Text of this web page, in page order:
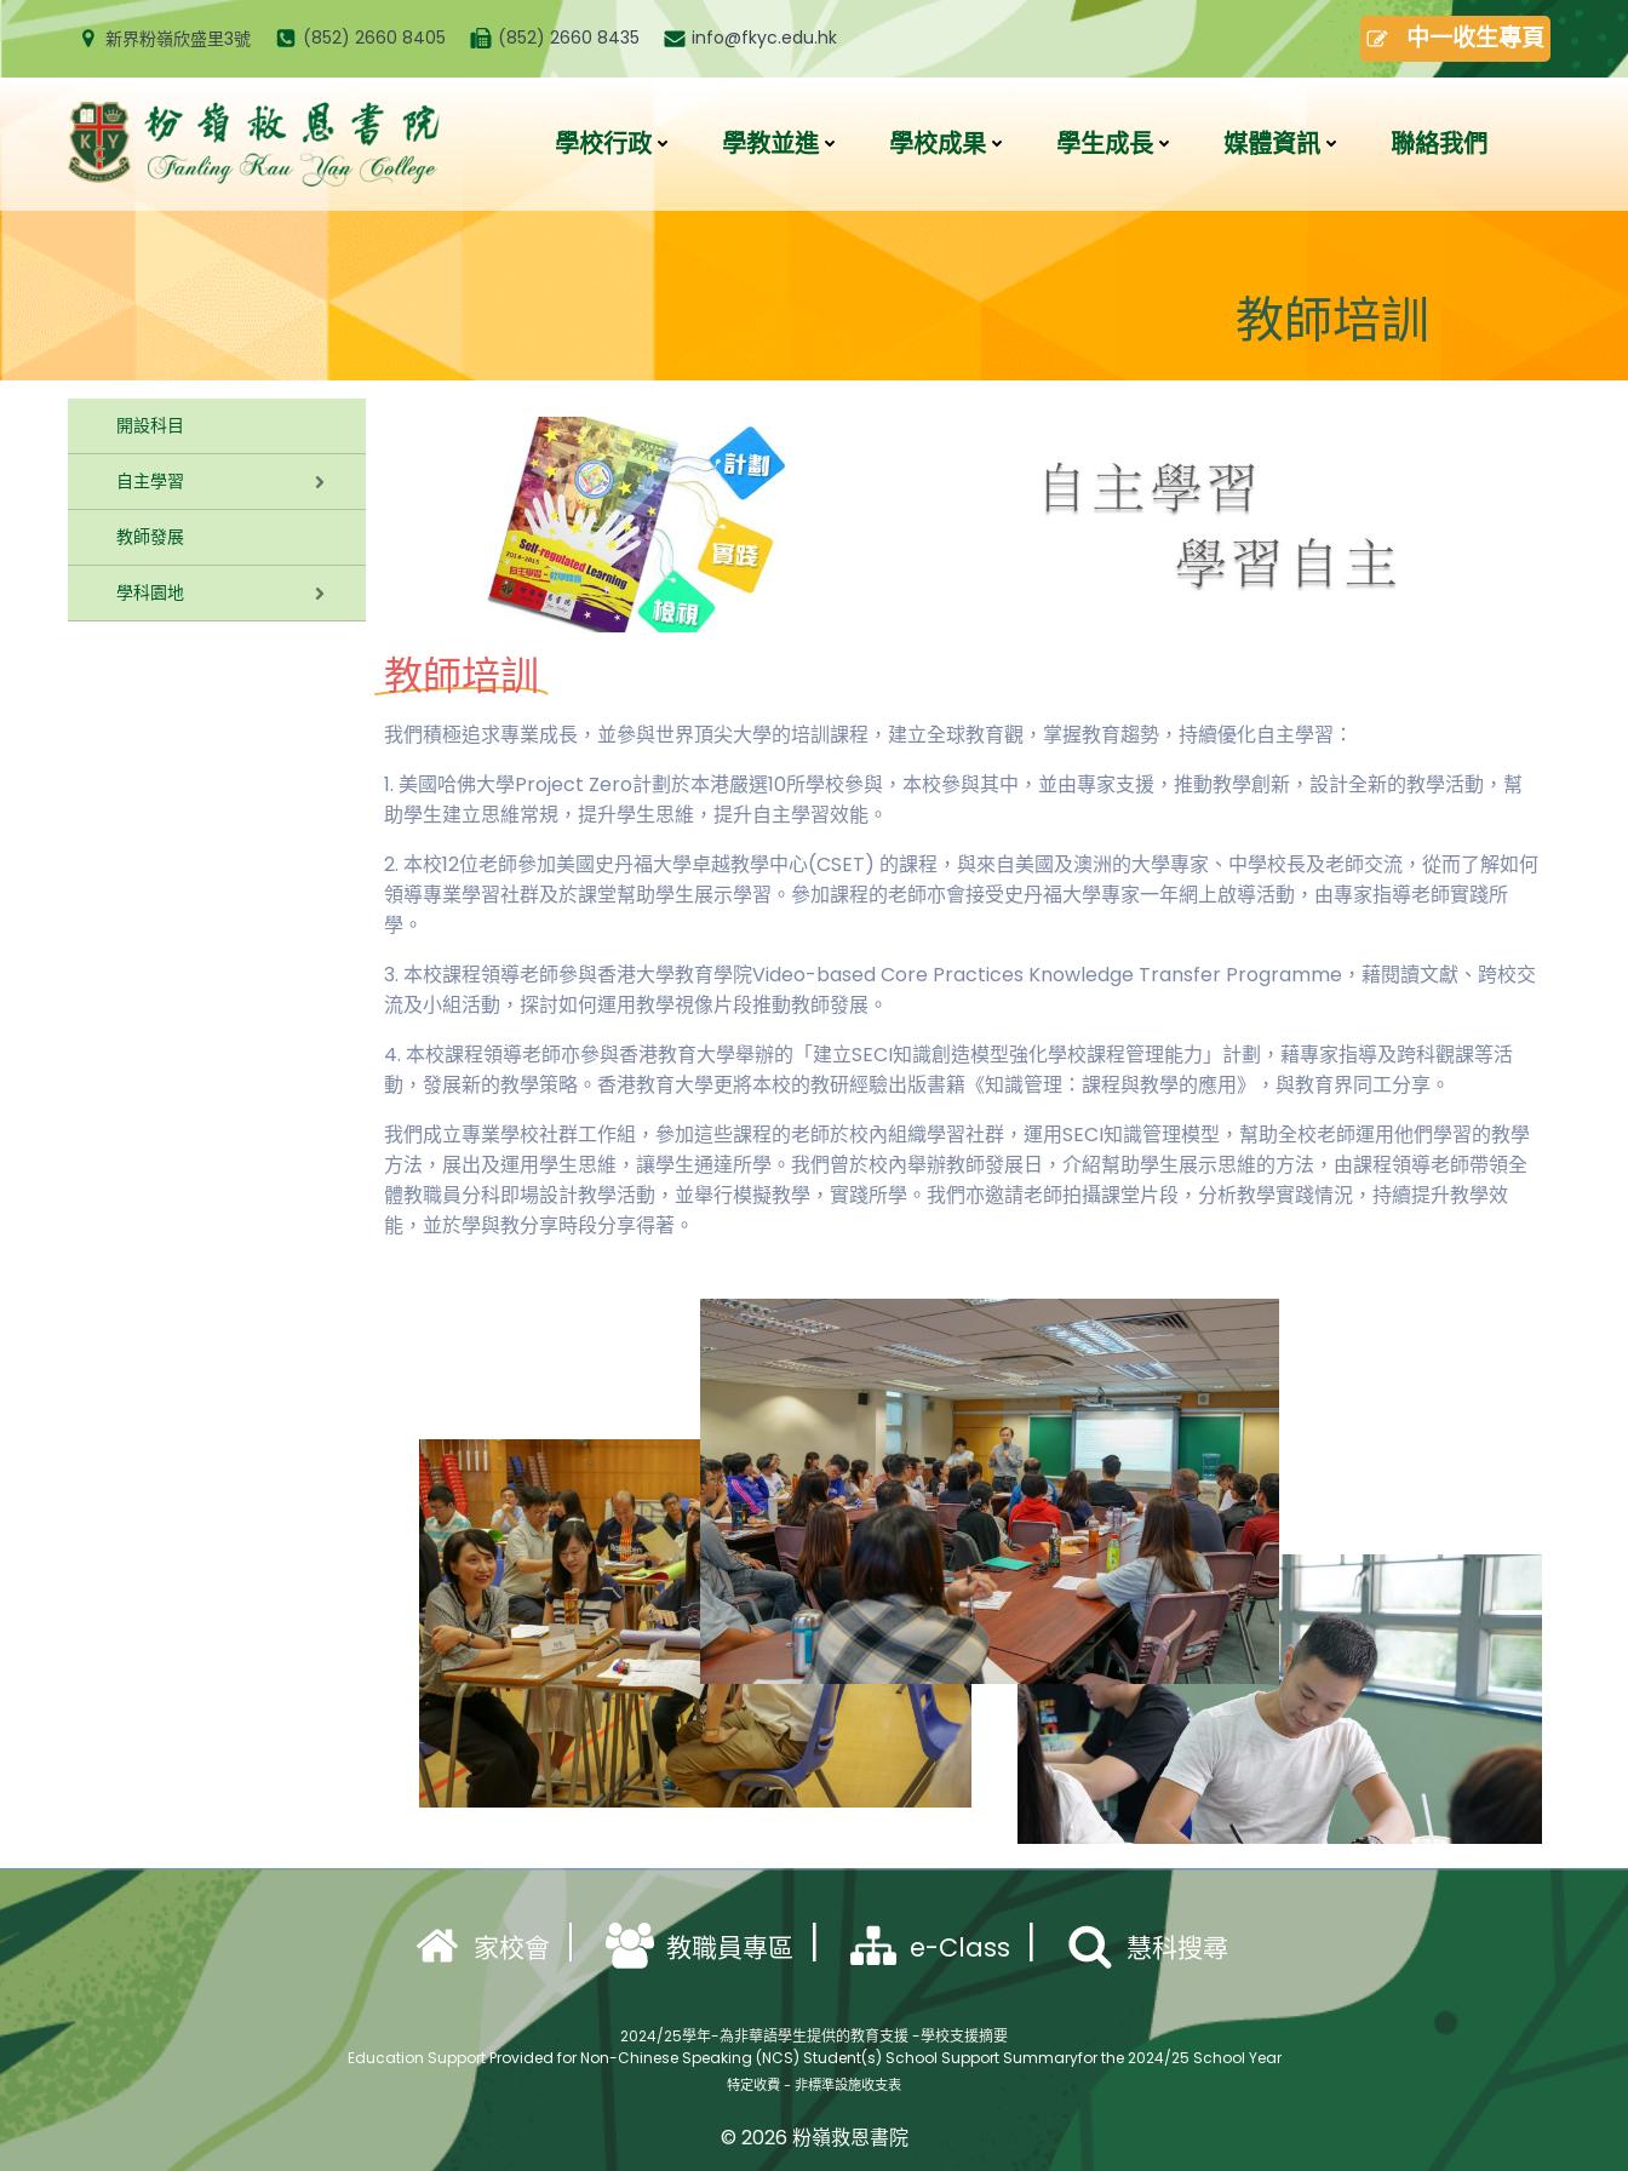
Skip
to
content
新界粉嶺欣盛里3號 (852) 2660 8405 (852) 2660 8435 info@fkyc.edu.hk 中一收生專頁
學校行政 學教並進 學校成果 學生成長 媒體資訊 聯絡我們
教師培訓
開設科目
自主學習
教師發展
學科園地
教師培訓
我們積極追求專業成長，並參與世界頂尖大學的培訓課程，建立全球教育觀，掌握教育趨勢，持續優化自主學習：
1. 美國哈佛大學Project Zero計劃於本港嚴選10所學校參與，本校參與其中，並由專家支援，推動教學創新，設計全新的教學活動，幫
助學生建立思維常規，提升學生思維，提升自主學習效能。
2. 本校12位老師參加美國史丹福大學卓越教學中心(CSET) 的課程，與來自美國及澳洲的大學專家、中學校長及老師交流，從而了解如何
領導專業學習社群及於課堂幫助學生展示學習。參加課程的老師亦會接受史丹福大學專家一年網上啟導活動，由專家指導老師實踐所
學。
3. 本校課程領導老師參與香港大學教育學院Video-based Core Practices Knowledge Transfer Programme，藉閱讀文獻、跨校交
流及小組活動，探討如何運用教學視像片段推動教師發展。
4. 本校課程領導老師亦參與香港教育大學舉辦的「建立SECI知識創造模型強化學校課程管理能力」計劃，藉專家指導及跨科觀課等活
動，發展新的教學策略。香港教育大學更將本校的教研經驗出版書籍《知識管理：課程與教學的應用》，與教育界同工分享。
我們成立專業學校社群工作組，參加這些課程的老師於校內組織學習社群，運用SECI知識管理模型，幫助全校老師運用他們學習的教學
方法，展出及運用學生思維，讓學生通達所學。我們曾於校內舉辦教師發展日，介紹幫助學生展示思維的方法，由課程領導老師帶領全
體教職員分科即場設計教學活動，並舉行模擬教學，實踐所學。我們亦邀請老師拍攝課堂片段，分析教學實踐情況，持續提升教學效
能，並於學與教分享時段分享得著。
家校會 教職員專區 e-Class 慧科搜尋
2024/25學年-為非華語學生提供的教育支援 -學校支援摘要
Education Support Provided for Non-Chinese Speaking (NCS) Student(s) School Support Summaryfor the 2024/25 School Year
特定收費 - 非標準設施收支表
© 2026 粉嶺救恩書院